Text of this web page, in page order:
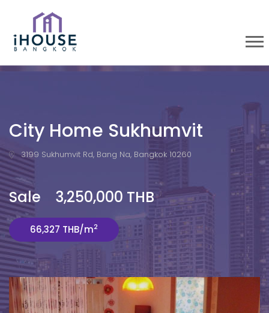
City Home Sukhumvit
3199 Sukhumvit Rd, Bang Na, Bangkok 10260
Sale 3,250,000 THB
66,327 THB/m2